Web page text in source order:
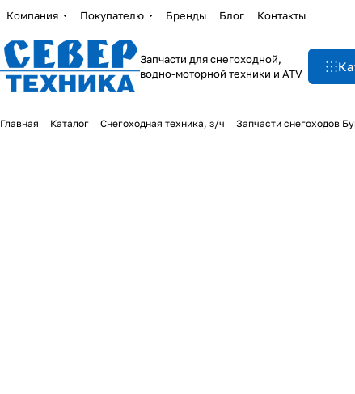
Компания Покупателю Бренды Блог Контакты
Запчасти для снегоходной,
водно-моторной техники и ATV
Главная Каталог Снегоходная техника, з/ч Запчасти снегоходов